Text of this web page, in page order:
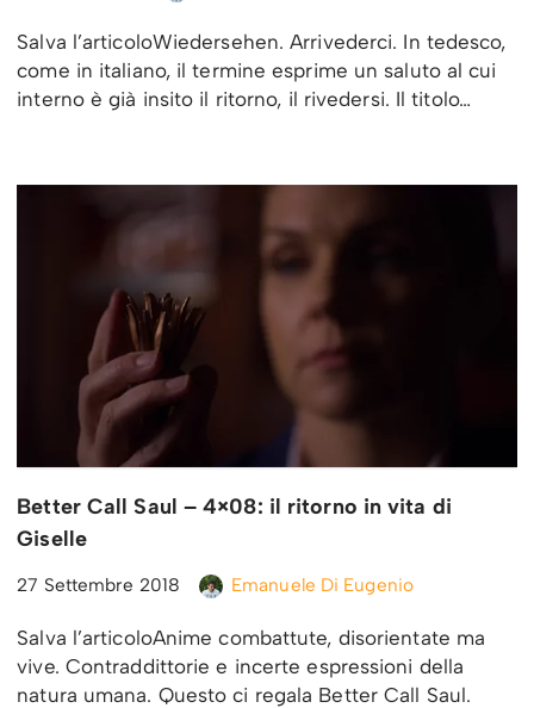
Salva l’articoloWiedersehen. Arrivederci. In tedesco,
come in italiano, il termine esprime un saluto al cui
interno è già insito il ritorno, il rivedersi. Il titolo…
Better Call Saul – 4×08: il ritorno in vita di
Giselle
27 Settembre 2018 Emanuele Di Eugenio
Salva l’articoloAnime combattute, disorientate ma
vive. Contraddittorie e incerte espressioni della
natura umana. Questo ci regala Better Call Saul.